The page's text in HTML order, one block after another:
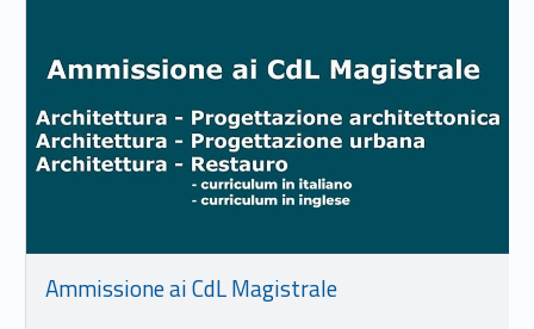
Ammissione ai CdL Magistrale